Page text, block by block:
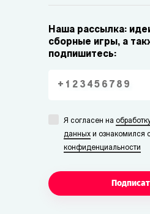
Наша рассылка:
сборные игры, а
подпишитесь:
Я согласен на
данных и ознакомился с
конфиденциальности